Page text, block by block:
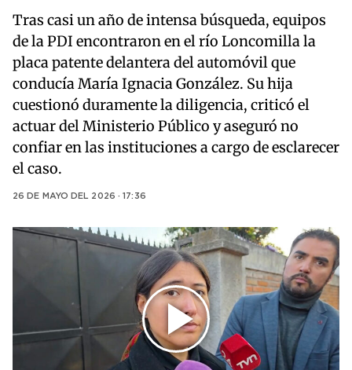
Tras casi un año de intensa búsqueda, equipos
de la PDI encontraron en el río Loncomilla la
placa patente delantera del automóvil que
conducía María Ignacia González. Su hija
cuestionó duramente la diligencia, criticó el
actuar del Ministerio Público y aseguró no
confiar en las instituciones a cargo de esclarecer
el caso.
26 DE MAYO DEL 2026 · 17:36
Play
Video